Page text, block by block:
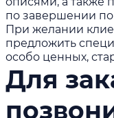
по завершении
При желании
предложить
особо ценных,
Для